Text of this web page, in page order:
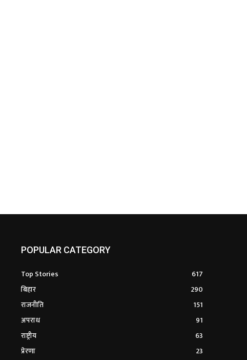
POPULAR CATEGORY
Top Stories
617
बिहार
290
राजनीति
151
अपराध
91
राष्ट्रीय
63
प्रेरणा
23